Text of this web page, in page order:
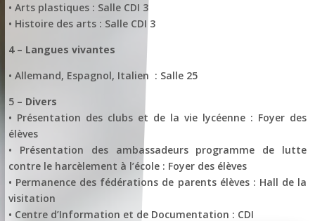
• Arts plastiques : Salle CDI 3
• Histoire des arts : Salle CDI 3
4 – Langues vivantes
• Allemand, Espagnol, Italien : Salle 25
5 – Divers
• Présentation des clubs et de la vie lycéenne : Foyer des
élèves
• Présentation des ambassadeurs programme de lutte
contre le harcèlement à l’école : Foyer des élèves
• Permanence des fédérations de parents élèves : Hall de la
visitation
• Centre d’Information et de Documentation : CDI